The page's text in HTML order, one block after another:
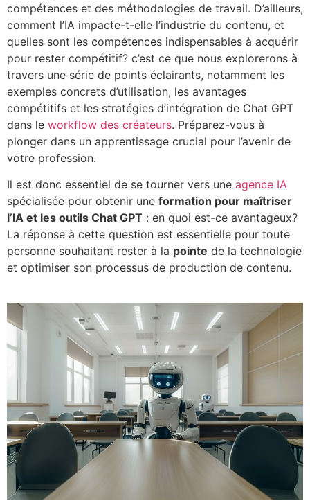
compétences et des méthodologies de travail. D’ailleurs,
comment l’IA impacte-t-elle l’industrie du contenu, et
quelles sont les compétences indispensables à acquérir
pour rester compétitif? c’est ce que nous explorerons à
travers une série de points éclairants, notamment les
exemples concrets d’utilisation, les avantages
compétitifs et les stratégies d’intégration de Chat GPT
dans le workflow des créateurs. Préparez-vous à
plonger dans un apprentissage crucial pour l’avenir de
votre profession.
Il est donc essentiel de se tourner vers une agence IA
spécialisée pour obtenir une formation pour maîtriser
l’IA et les outils Chat GPT : en quoi est-ce avantageux?
La réponse à cette question est essentielle pour toute
personne souhaitant rester à la pointe de la technologie
et optimiser son processus de production de contenu.